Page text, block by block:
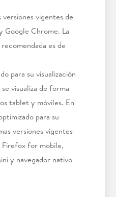
vigentes de
Google Chrome. La
es de
para su visualización
visualiza de forma
tablet y móviles. En
para su
versiones vigentes
for mobile,
y navegador nativo